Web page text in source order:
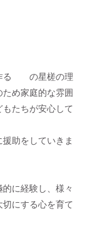
作る の星槎の理
め家庭的な雰囲
たちが安心して
助をしていきま
に経験し、様々
にする心を育て